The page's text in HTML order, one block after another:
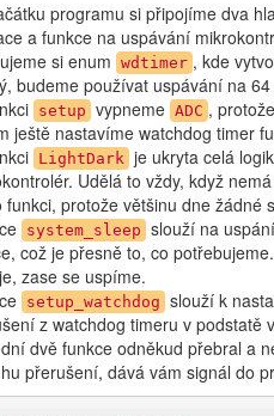
programu si připojíme dva
a funkce na uspávání
si enum wdtimer , kde
budeme používat uspávání na 64
setup vypneme ADC ,
ještě nastavíme watchdog timer
LightDark je ukryta celá
Udělá to vždy, když
funkci, protože většinu dne žádné
system_sleep slouží na
což je přesně to, co
zase se uspíme.
setup_watchdog slouží k
z watchdog timeru v podstatě
dvě funkce odněkud přebral a
přerušení, dává vám signál do